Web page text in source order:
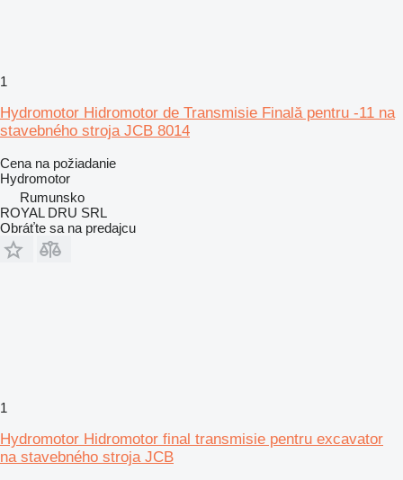
1
Hydromotor Hidromotor de Transmisie Finală pentru -11 na
stavebného stroja JCB 8014
Cena na požiadanie
Hydromotor
Rumunsko
ROYAL DRU SRL
Obráťte sa na predajcu
1
Hydromotor Hidromotor final transmisie pentru excavator
na stavebného stroja JCB